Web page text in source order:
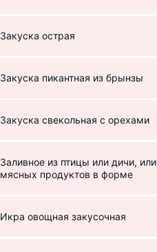
Закуска острая
Закуска пикантная из брынзы
Закуска свекольная с орехами
Заливное из птицы или дичи, или
мясных продуктов в форме
Икра овощная закусочная